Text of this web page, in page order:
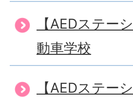
【AEDステー
動車学校
【AEDステー